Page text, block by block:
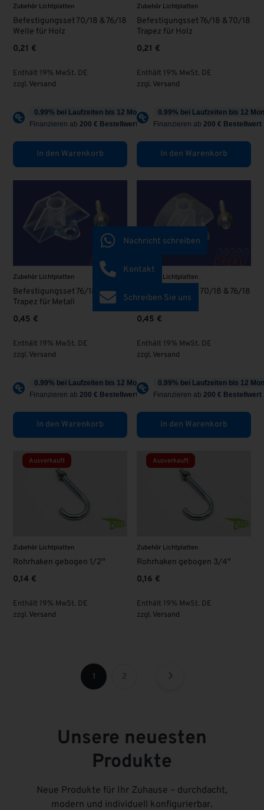
Zubehör Lichtplatten
Befestigungsset 70/18 & 76/18
Welle für Holz
0,21 €
Enthält 19% MwSt. DE
zzgl. Versand
In den Warenkorb
Zubehör Lichtplatten
Befestigungsset 76/18 & 70/18
Trapez für Holz
0,21 €
Enthält 19% MwSt. DE
zzgl. Versand
In den Warenkorb
Zubehör Lichtplatten
Befestigungsset 76/18 & 70/18
Trapez für Metall
0,45 €
Enthält 19% MwSt. DE
zzgl. Versand
In den Warenkorb
Zubehör Lichtplatten
Befestigungsset 70/18 & 76/18
Welle für Metall
0,45 €
Enthält 19% MwSt. DE
zzgl. Versand
In den Warenkorb
Ausverkauft
Zubehör Lichtplatten
Rohrhaken gebogen 1/2″
0,14 €
Enthält 19% MwSt. DE
zzgl. Versand
Ausverkauft
Zubehör Lichtplatten
Rohrhaken gebogen 3/4″
0,16 €
Enthält 19% MwSt. DE
zzgl. Versand
1 2
Unsere neuesten
Produkte
Neue Produkte für Ihr Zuhause – durchdacht,
modern und individuell konfigurierbar.
Nachricht schreiben
Kontakt
Schreiben Sie uns